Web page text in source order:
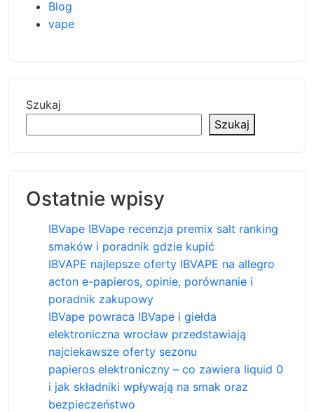
Blog
vape
Szukaj
Szukaj
Ostatnie wpisy
IBVape IBVape recenzja premix salt ranking
smaków i poradnik gdzie kupić
IBVAPE najlepsze oferty IBVAPE na allegro
acton e-papieros, opinie, porównanie i
poradnik zakupowy
IBVape powraca IBVape i giełda
elektroniczna wrocław przedstawiają
najciekawsze oferty sezonu
papieros elektroniczny – co zawiera liquid 0
i jak składniki wpływają na smak oraz
bezpieczeństwo